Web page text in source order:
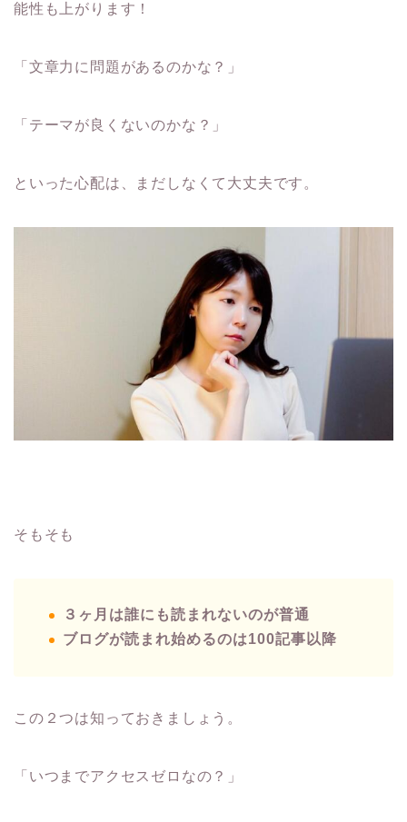
能性も上がります！
「文章力に問題があるのかな？」
「テーマが良くないのかな？」
といった心配は、まだしなくて大丈夫です。
そもそも
３ヶ月は誰にも読まれないのが普通
ブログが読まれ始めるのは100記事以降
この２つは知っておきましょう。
「いつまでアクセスゼロなの？」